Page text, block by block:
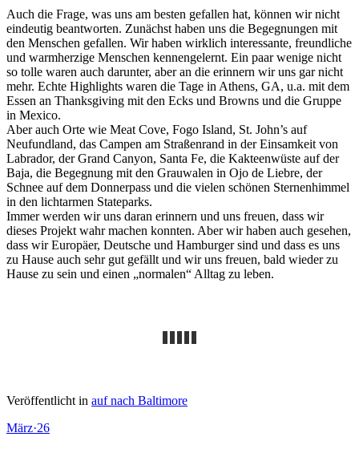
Auch die Frage, was uns am besten gefallen hat, können wir nicht
eindeutig beantworten. Zunächst haben uns die Begegnungen mit
den Menschen gefallen. Wir haben wirklich interessante, freundliche
und warmherzige Menschen kennengelernt. Ein paar wenige nicht
so tolle waren auch darunter, aber an die erinnern wir uns gar nicht
mehr. Echte Highlights waren die Tage in Athens, GA, u.a. mit dem
Essen an Thanksgiving mit den Ecks und Browns und die Gruppe
in Mexico.
Aber auch Orte wie Meat Cove, Fogo Island, St. John’s auf
Neufundland, das Campen am Straßenrand in der Einsamkeit von
Labrador, der Grand Canyon, Santa Fe, die Kakteenwüste auf der
Baja, die Begegnung mit den Grauwalen in Ojo de Liebre, der
Schnee auf dem Donnerpass und die vielen schönen Sternenhimmel
in den lichtarmen Stateparks.
Immer werden wir uns daran erinnern und uns freuen, dass wir
dieses Projekt wahr machen konnten. Aber wir haben auch gesehen,
dass wir Europäer, Deutsche und Hamburger sind und dass es uns
zu Hause auch sehr gut gefällt und wir uns freuen, bald wieder zu
Hause zu sein und einen „normalen“ Alltag zu leben.
Veröffentlicht in auf nach Baltimore
März·26